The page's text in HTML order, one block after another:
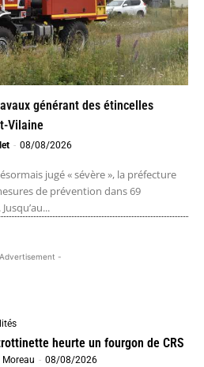
générant des étincelles
Vilaine
- 08/08/2026
jugé « sévère », la préfecture
de prévention dans 69
-
heurte un fourgon de CRS
- 08/08/2026